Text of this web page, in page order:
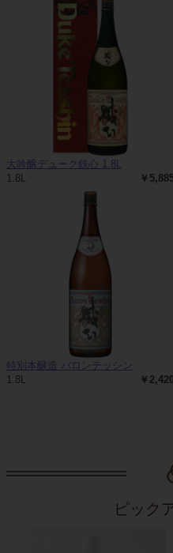
大吟醸デューク鉄心 1.8L
1.8L
￥
特別本醸造 バロンテッシン
1.8L
￥
ピック